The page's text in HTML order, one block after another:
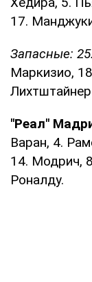
17.
Запасные: 25.
Маркизио,
Лихтштайнер
"Реал"
Варан, 4.
14. Модрич,
Роналду.